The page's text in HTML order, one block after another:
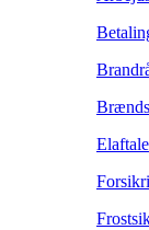
Elaftale